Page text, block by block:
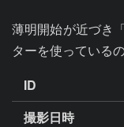
薄明開始が近づき
ターを使っている
ID
撮影日時